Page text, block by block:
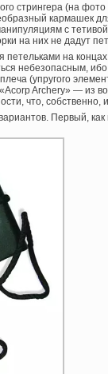
стрингера (на
кармашек
с
на них не дадут
на
небезопасным,
(упругого
Archery» — из
что,
Первый,